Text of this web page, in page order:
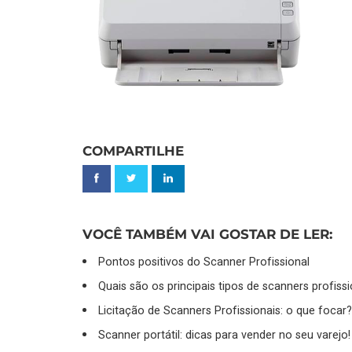
COMPARTILHE
VOCÊ TAMBÉM VAI GOSTAR DE LER:
Pontos positivos do Scanner Profissional
Quais são os principais tipos de scanners
Licitação de Scanners Profissionais: o que focar?
Scanner portátil: dicas para vender no seu varejo!